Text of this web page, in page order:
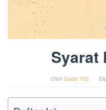
Syarat
OlehGads 100